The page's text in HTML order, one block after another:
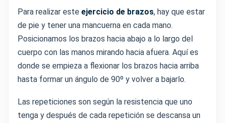
Para realizar este ejercicio de brazos, hay que estar
de pie y tener una mancuerna en cada mano.
Posicionamos los brazos hacia abajo a lo largo del
cuerpo con las manos mirando hacia afuera. Aquí es
donde se empieza a flexionar los brazos hacia arriba
hasta formar un ángulo de 90º y volver a bajarlo.
Las repeticiones son según la resistencia que uno
tenga y después de cada repetición se descansa un